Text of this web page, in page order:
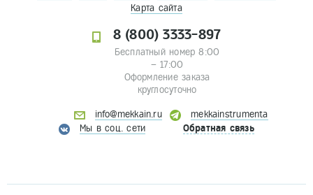
Карта сайта
8 (800) 3333-897
Бесплатный номер 8:00
– 17:00
Оформление заказа
круглосуточно
info@mekkain.ru
mekkainstrumenta
Мы в соц. сети
Обратная связь